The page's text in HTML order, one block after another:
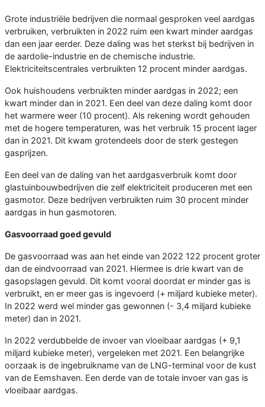
Grote industriële bedrijven die normaal gesproken veel aardgas
verbruiken, verbruikten in 2022 ruim een kwart minder aardgas
dan een jaar eerder. Deze daling was het sterkst bij bedrijven in
de aardolie-industrie en de chemische industrie.
Elektriciteitscentrales verbruikten 12 procent minder aardgas.
Ook huishoudens verbruikten minder aardgas in 2022; een
kwart minder dan in 2021. Een deel van deze daling komt door
het warmere weer (10 procent). Als rekening wordt gehouden
met de hogere temperaturen, was het verbruik 15 procent lager
dan in 2021. Dit kwam grotendeels door de sterk gestegen
gasprijzen.
Een deel van de daling van het aardgasverbruik komt door
glastuinbouwbedrijven die zelf elektriciteit produceren met een
gasmotor. Deze bedrijven verbruikten ruim 30 procent minder
aardgas in hun gasmotoren.
Gasvoorraad goed gevuld
De gasvoorraad was aan het einde van 2022 122 procent groter
dan de eindvoorraad van 2021. Hiermee is drie kwart van de
gasopslagen gevuld. Dit komt vooral doordat er minder gas is
verbruikt, en er meer gas is ingevoerd (+ miljard kubieke meter).
In 2022 werd wel minder gas gewonnen (- 3,4 miljard kubieke
meter) dan in 2021.
In 2022 verdubbelde de invoer van vloeibaar aardgas (+ 9,1
miljard kubieke meter), vergeleken met 2021. Een belangrijke
oorzaak is de ingebruikname van de LNG-terminal voor de kust
van de Eemshaven. Een derde van de totale invoer van gas is
vloeibaar aardgas.